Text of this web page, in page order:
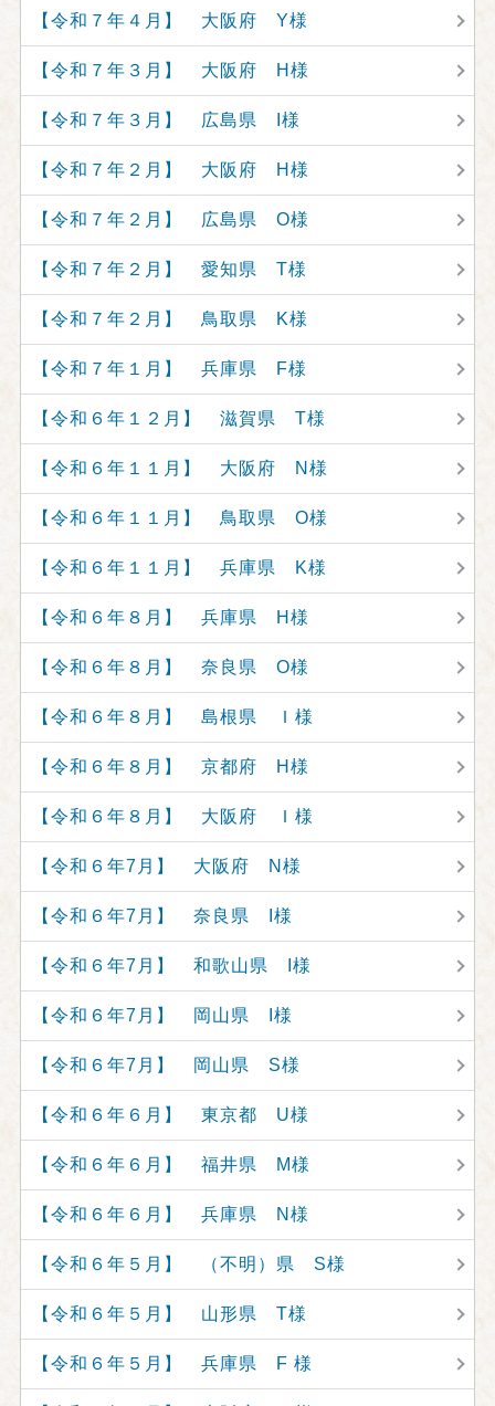
【令和７年４月】 大阪府 Y様
【令和７年３月】 大阪府 H様
【令和７年３月】 広島県 I様
【令和７年２月】 大阪府 H様
【令和７年２月】 広島県 O様
【令和７年２月】 愛知県 T様
【令和７年２月】 鳥取県 K様
【令和７年１月】 兵庫県 F様
【令和６年１２月】 滋賀県 T様
【令和６年１１月】 大阪府 N様
【令和６年１１月】 鳥取県 O様
【令和６年１１月】 兵庫県 K様
【令和６年８月】 兵庫県 H様
【令和６年８月】 奈良県 O様
【令和６年８月】 島根県 Ｉ様
【令和６年８月】 京都府 H様
【令和６年８月】 大阪府 Ｉ様
【令和６年7月】 大阪府 N様
【令和６年7月】 奈良県 I様
【令和６年7月】 和歌山県 I様
【令和６年7月】 岡山県 I様
【令和６年7月】 岡山県 S様
【令和６年６月】 東京都 U様
【令和６年６月】 福井県 M様
【令和６年６月】 兵庫県 N様
【令和６年５月】 （不明）県 S様
【令和６年５月】 山形県 T様
【令和６年５月】 兵庫県 F 様